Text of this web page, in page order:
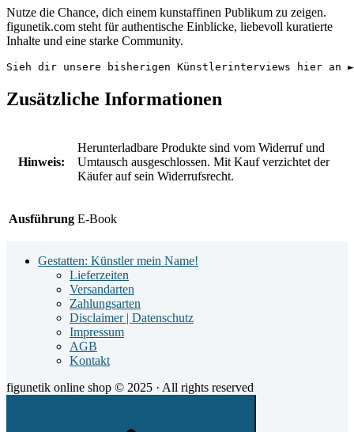
Nutze die Chance, dich einem kunstaffinen Publikum zu zeigen.
figunetik.com steht für authentische Einblicke, liebevoll kuratierte
Inhalte und eine starke Community.
Sieh dir unsere bisherigen Künstlerinterviews hier an ►
Zusätzliche Informationen
Hinweis:
Herunterladbare Produkte sind vom Widerruf und
Umtausch ausgeschlossen. Mit Kauf verzichtet der
Käufer auf sein Widerrufsrecht.
Ausführung E-Book
Widget
Gestatten: Künstler mein Name!
Lieferzeiten
Versandarten
Zahlungsarten
Disclaimer | Datenschutz
Impressum
AGB
Kontakt
figunetik online shop © 2025 · All rights reserved